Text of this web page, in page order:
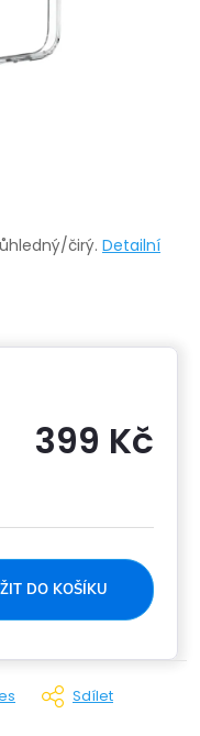
čirý. Detailní
399 Kč
DO KOŠÍKU
Sdílet